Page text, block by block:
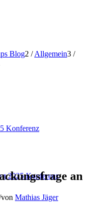
Konferenz
2025 Konferenz
Blog2 / Allgemein3 /
an
von Mathias Jäger